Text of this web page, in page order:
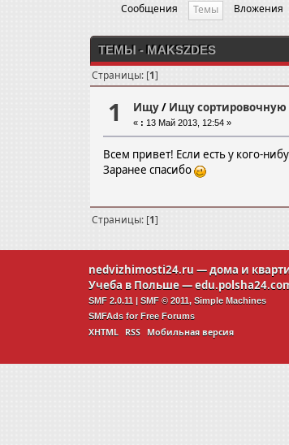
Сообщения Темы Вложения
ТЕМЫ - MAKSZDES
Страницы: [1]
1 Ищу/ Ищу сортировочную
« : 13 Май 2013, 12:54 »
Всем привет! Если есть у кого-
Заранее спасибо
Страницы: [1]
nedvizhimosti24.ru — дома и
Учеба в Польше —
SMF 2.0.11 |SMF © 2011,Simple Machines
SMFAds forFree Forums
XHTML RSS Мобильная версия